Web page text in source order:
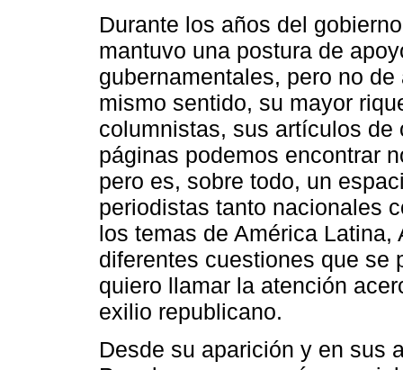
Durante los años del
mantuvo una postura de
gubernamentales, pero no
mismo sentido, su mayor
columnistas, sus artículos
páginas podemos encontrar
pero es, sobre todo, un
periodistas tanto nacionales
los temas de América
diferentes cuestiones que se
quiero llamar la atención
exilio republicano.
Desde su aparición y en sus